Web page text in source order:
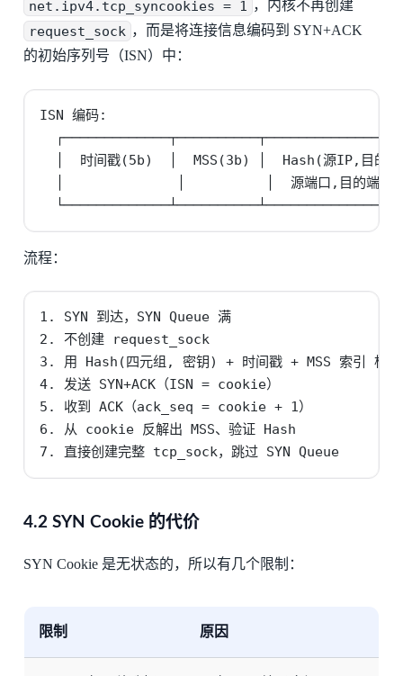
net.ipv4.tcp_syncookies = 1 ，内核不再创建
request_sock ，而是将连接信息编码到 SYN+ACK
的初始序列号（ISN）中：
ISN 编码:
│  时间戳(5b)  │  MSS(3b) │  Hash(源IP,目的
│              │          │  源端口,目的端口,
流程：
1. SYN 到达，SYN Queue 满
2. 不创建 request_sock
3. 用 Hash(四元组, 密钥) + 时间戳 + MSS 索引 构
4. 发送 SYN+ACK（ISN = cookie）
5. 收到 ACK（ack_seq = cookie + 1）
6. 从 cookie 反解出 MSS、验证 Hash
7. 直接创建完整 tcp_sock，跳过 SYN Queue
4.2 SYN Cookie 的代价
SYN Cookie 是无状态的，所以有几个限制：
限制 原因